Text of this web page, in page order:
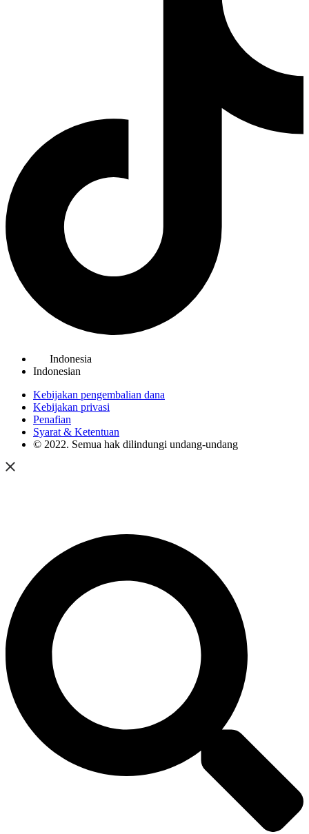
Indonesia
Indonesian
Kebijakan pengembalian dana
Kebijakan privasi
Penafian
Syarat & Ketentuan
© 2022. Semua hak dilindungi undang-undang